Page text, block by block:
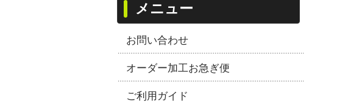
メニュー
お問い合わせ
オーダー加工お急ぎ便
ご利用ガイド